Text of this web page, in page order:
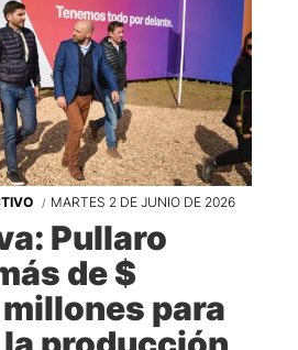
MARTES 2 DE JUNIO DE 2026
Pullaro
de $
para